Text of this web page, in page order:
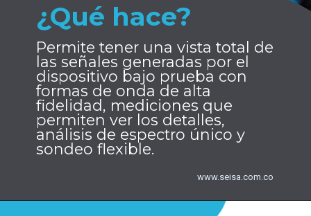
Permite tener una vista total de
las señales generadas por el
dispositivo bajo prueba con
formas de onda de alta
fidelidad, mediciones que
permiten ver los detalles,
análisis de espectro único y
sondeo flexible.
¿Qué hace?
www.seisa.com.co